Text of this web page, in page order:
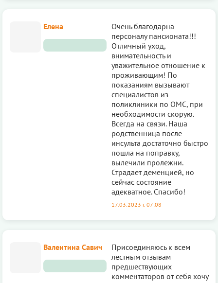
Елена
Очень благодарна
персоналу пансионата!!!
Отличный уход,
внимательность и
уважительное отношение к
проживающим! По
показаниям вызывают
специалистов из
поликлиники по ОМС, при
необходимости скорую.
Всегда на связи. Наша
родственница после
инсульта достаточно быстро
пошла на поправку,
вылечили пролежни.
Страдает деменцией, но
сейчас состояние
адекватное. Спасибо!
17.03.2023 г. 07:08
Валентина Савич
Присоединяюсь к всем
лестным отзывам
предшествующих
комментаторов от себя хочу